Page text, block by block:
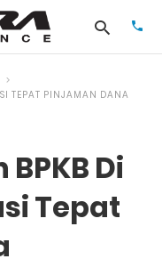
TEPAT PINJAMAN DANA
Di
Tepat